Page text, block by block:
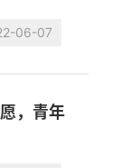
06-07
，青年